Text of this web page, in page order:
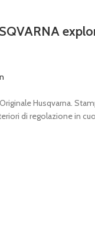
Husqvarna.
di regolazione in